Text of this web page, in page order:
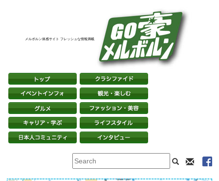
メルボルン体感サイト フレッシュな情報満載